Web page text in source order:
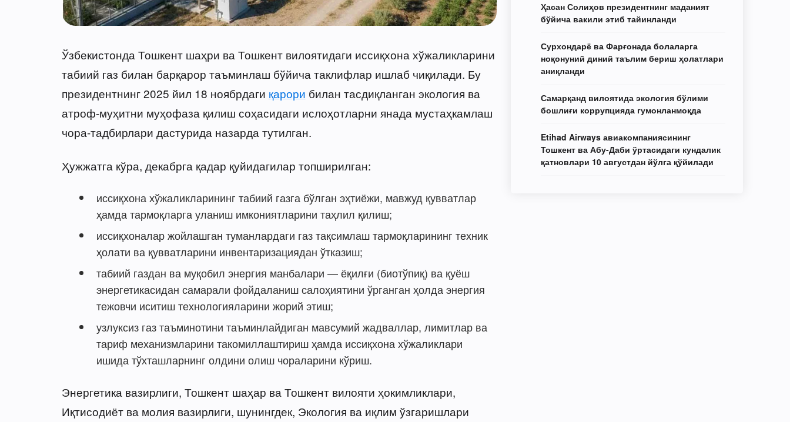
Ўзбекистонда Тошкент шаҳри ва Тошкент вилоятидаги иссиқхона хўжаликларини
табиий газ билан барқарор таъминлаш бўйича таклифлар ишлаб чиқилади. Бу
президентнинг 2025 йил 18 ноябрдаги қарори билан тасдиқланган экология ва
атроф-муҳитни муҳофаза қилиш соҳасидаги ислоҳотларни янада мустаҳкамлаш
чора-тадбирлари дастурида назарда тутилган.
Ҳужжатга кўра, декабрга қадар қуйидагилар топширилган:
иссиқхона хўжаликларининг табиий газга бўлган эҳтиёжи, мавжуд қувватлар
ҳамда тармоқларга уланиш имкониятларини таҳлил қилиш;
иссиқхоналар жойлашган туманлардаги газ тақсимлаш тармоқларининг техник
ҳолати ва қувватларини инвентаризациядан ўтказиш;
табиий газдан ва муқобил энергия манбалари — ёқилғи (биотўпиқ) ва қуёш
энергетикасидан самарали фойдаланиш салоҳиятини ўрганган ҳолда энергия
тежовчи иситиш технологияларини жорий этиш;
узлуксиз газ таъминотини таъминлайдиган мавсумий жадваллар, лимитлар ва
тариф механизмларини такомиллаштириш ҳамда иссиқхона хўжаликлари
ишида тўхташларнинг олдини олиш чораларини кўриш.
Энергетика вазирлиги, Тошкент шаҳар ва Тошкент вилояти ҳокимликлари,
Иқтисодиёт ва молия вазирлиги, шунингдек, Экология ва иқлим ўзгаришлари
Ҳасан Солиҳов президентнинг маданият
бўйича вакили этиб тайинланди
Сурхондарё ва Фарғонада болаларга
ноқонуний диний таълим бериш ҳолатлари
аниқланди
Самарқанд вилоятида экология бўлими
бошлиғи коррупцияда гумонланмоқда
Etihad Airways авиакомпаниясининг
Тошкент ва Абу-Даби ўртасидаги кундалик
қатновлари 10 августдан йўлга қўйилади